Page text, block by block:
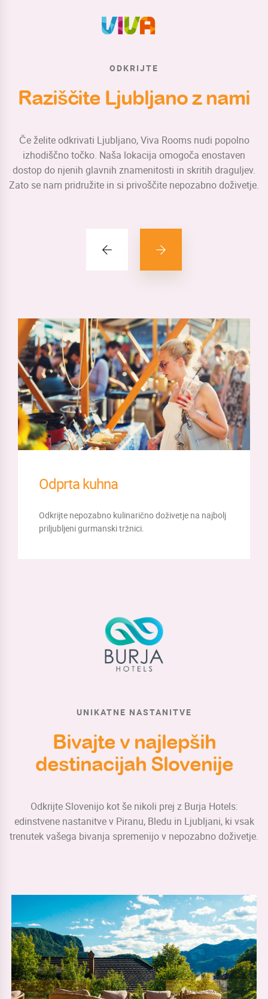
ODKRIJTE
Raziščite Ljubljano z nami
Če želite odkrivati Ljubljano, Viva Rooms nudi popolno
izhodiščno točko. Naša lokacija omogoča enostaven
dostop do njenih glavnih znamenitosti in skritih draguljev.
Zato se nam pridružite in si privoščite nepozabno doživetje.
Odprta kuhna
Odkrijte nepozabno kulinarično doživetje na najbolj
priljubljeni gurmanski tržnici.
UNIKATNE NASTANITVE
Bivajte v najlepših
destinacijah Slovenije
Odkrijte Slovenijo kot še nikoli prej z Burja Hotels:
edinstvene nastanitve v Piranu, Bledu in Ljubljani, ki vsak
trenutek vašega bivanja spremenijo v nepozabno doživetje.